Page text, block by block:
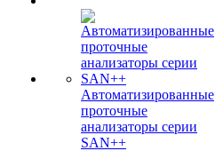
Автоматизированные
проточные
анализаторы серии
SAN++